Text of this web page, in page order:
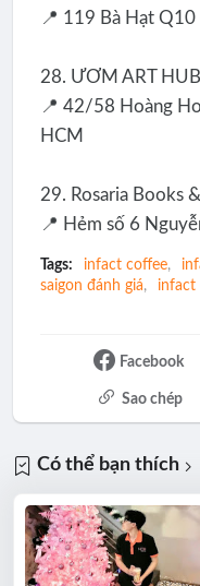
📍 119 Bà Hạt Q10
28. ƯƠM ART HUB
📍 42/58 Hoàng
HCM
29. Rosaria Books
📍 Hẻm số 6
Tags: infact coffee
saigon đánh giá
infact
Facebook
Sao chép
Có thể bạn thích